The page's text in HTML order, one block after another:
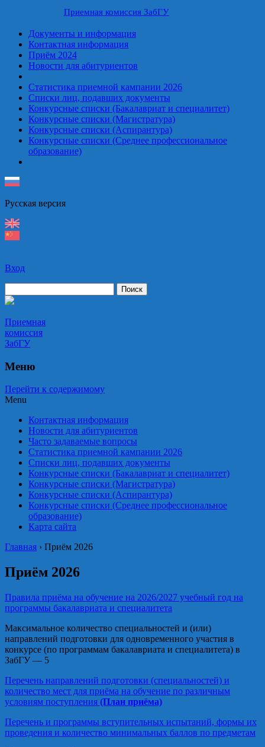
Приемная комиссия ЗабГУ
Документы и информация
Контактная информация
Приём 2024
Новости для абитуриентов
Статистика приемной кампании 2026
Списки лиц, подавших документы
Конкурсные списки (Бакалавриат и специалитет)
Конкурсные списки (Магистратура)
Конкурсные списки (Аспирантура)
Конкурсные списки (Среднее профессиональное
образование)
Русская верcия
Вход
Приемная комиссия ЗабГУ
Приемная
комиссия
ЗабГУ
Меню
Перейти к содержимому
Menu
Контактная информация
Новости для абитуриентов
Часто задаваемые вопросы
Статистика приемной кампании 2026
Списки лиц, подавших документы
Конкурсные списки (Бакалавриат и специалитет)
Конкурсные списки (Магистратура)
Конкурсные списки (Аспирантура)
Конкурсные списки (Среднее профессиональное
образование)
Карта сайта
Главная › Приём 2026
Приём 2026
Правила приёма на обучение на 2026/2027 учебный год на
программы бакалавриата и специалитета
Максимальное количество специальностей и (или)
направлений подготовки для одновременного участия в
конкурсе (по программам бакалавриата и специалитета) в
ЗабГУ — 5
Перечень направлений подготовки (специальностей) и
количество мест для приёма на обучение по различным
условиям поступления (План приёма)
Перечень и программы вступительных испытаний, формы их
проведения и количество минимальных баллов по предметам